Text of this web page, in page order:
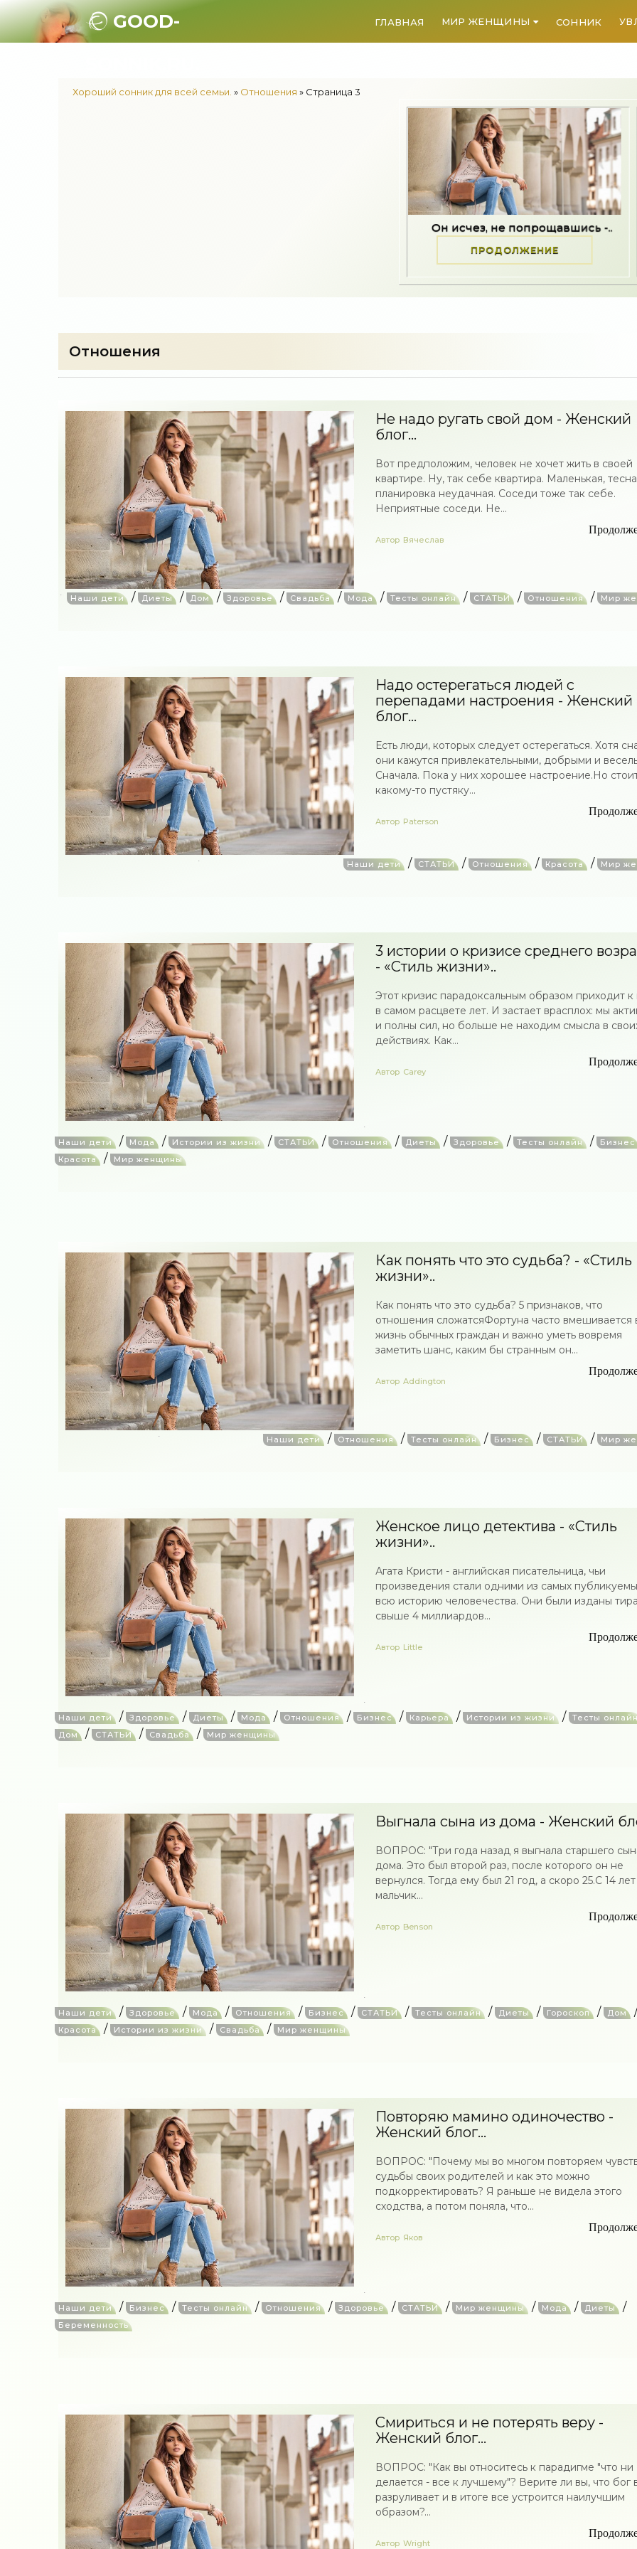
GOOD-
ГЛАВНАЯ МИР ЖЕНЩИНЫ СОННИК
Хороший сонник для всей семьи. » Отношения » Страница 3
Он исчез, не попрощавшись -.. Почему после
Отношения
Не надо ругать свой дом - Женский
блог...
Вот предположим, человек не хочет жить в своей
квартире. Ну, так себе квартира. Маленькая,
планировка неудачная. Соседи тоже так себе.
Неприятные соседи. Не...
Автор Вячеслав
Наши дети / Диеты / Дом / Здоровье / Свадьба / Мода / Тесты онлайн / СТАТЬИ / Отношения / Мир
Надо остерегаться людей с
перепадами настроения - Женский
блог...
Есть люди, которых следует остерегаться. Хотя
они кажутся привлекательными, добрыми и
Сначала. Пока у них хорошее настроение.Но
какому-то пустяку...
Автор Paterson
Наши дети / СТАТЬИ / Отношения / Красота / Мир
3 истории о кризисе среднего
- «Стиль жизни»..
Этот кризис парадоксальным образом приходит к
в самом расцвете лет. И застает врасплох: мы
и полны сил, но больше не находим смысла в
действиях. Как...
Автор Carey
Наши дети / Мода / Истории из жизни / СТАТЬИ / Отношения / Диеты / Здоровье / Тесты онлайн / Бизнес
Красота / Мир женщины
Как понять что это судьба? - «Стиль
жизни»..
Как понять что это судьба? 5 признаков, что
отношения сложатсяФортуна часто вмешивается
жизнь обычных граждан и важно уметь вовремя
заметить шанс, каким бы странным он...
Автор Addington
Наши дети / Отношения / Тесты онлайн / Бизнес / СТАТЬИ / Мир
Женское лицо детектива - «Стиль
жизни»..
Агата Кристи - английская писательница, чьи
произведения стали одними из самых
всю историю человечества. Они были изданы
свыше 4 миллиардов...
Автор Little
Наши дети / Здоровье / Диеты / Мода / Отношения / Бизнес / Карьера / Истории из жизни / Тесты
Дом / СТАТЬИ / Свадьба / Мир женщины
Выгнала сына из дома - Женский
ВОПРОС: "Три года назад я выгнала старшего
дома. Это был второй раз, после которого он не
вернулся. Тогда ему был 21 год, а скоро 25.С 14 лет
мальчик...
Автор Benson
Наши дети / Здоровье / Мода / Отношения / Бизнес / СТАТЬИ / Тесты онлайн / Диеты / Гороскоп / Дом
Красота / Истории из жизни / Свадьба / Мир женщины
Повторяю мамино одиночество -
Женский блог...
ВОПРОС: "Почему мы во многом повторяем
судьбы своих родителей и как это можно
подкорректировать? Я раньше не видела этого
сходства, а потом поняла, что...
Автор Яков
Наши дети / Бизнес / Тесты онлайн / Отношения / Здоровье / СТАТЬИ / Мир женщины / Мода / Диеты /
Беременность
Смириться и не потерять веру -
Женский блог...
ВОПРОС: "Как вы относитесь к парадигме "что ни
делается - все к лучшему"? Верите ли вы, что бог
разруливает и в итоге все устроится наилучшим
образом?...
Автор Wright